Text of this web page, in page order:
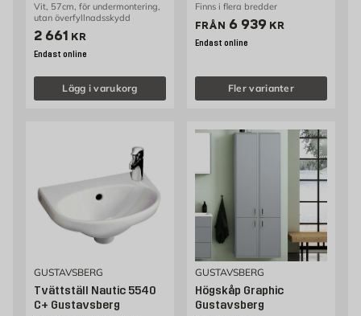
Vit, 57cm, för undermontering,
utan överfyllnadsskydd
Pris 2661 kr
2 661 KR
Endast online
Lägg i varukorg
Finns i flera bredder
FRÅN Pris 6939 kr
6 939 KR
Endast online
Fler varianter
GUSTAVSBERG
Tvättställ Nautic 5540
C+ Gustavsberg
GUSTAVSBERG
Högskåp Graphic
Gustavsberg